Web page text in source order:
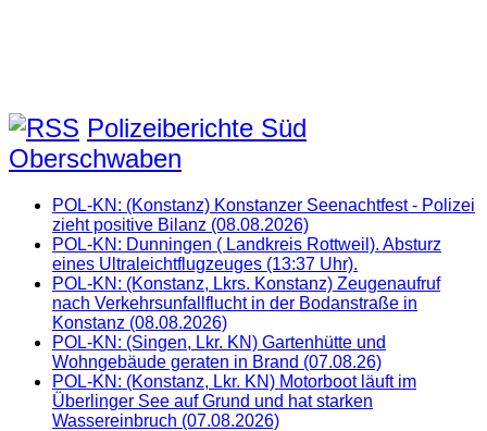
Polizeiberichte Süd
Oberschwaben
POL-KN: (Konstanz) Konstanzer Seenachtfest - Polizei
zieht positive Bilanz (08.08.2026)
POL-KN: Dunningen ( Landkreis Rottweil). Absturz
eines Ultraleichtflugzeuges (13:37 Uhr).
POL-KN: (Konstanz, Lkrs. Konstanz) Zeugenaufruf
nach Verkehrsunfallflucht in der Bodanstraße in
Konstanz (08.08.2026)
POL-KN: (Singen, Lkr. KN) Gartenhütte und
Wohngebäude geraten in Brand (07.08.26)
POL-KN: (Konstanz, Lkr. KN) Motorboot läuft im
Überlinger See auf Grund und hat starken
Wassereinbruch (07.08.2026)